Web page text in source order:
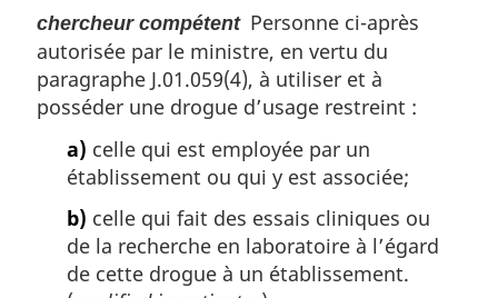
e
:
chercheur compétentPersonne ci-après
autorisée par le ministre, en vertu du
paragraphe J.01.059(4), à utiliser et à
posséder une drogue d’usage restreint :
a) celle qui est employée par un
établissement ou qui y est associée;
b) celle qui fait des essais cliniques ou
de la recherche en laboratoire à l’égard
de cette drogue à un établissement.